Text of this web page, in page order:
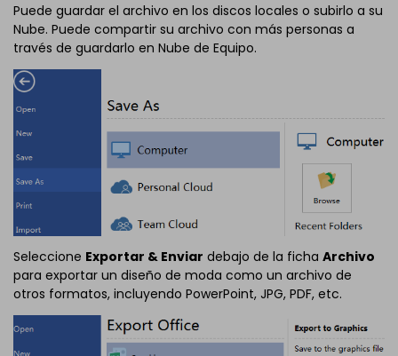
Puede guardar el archivo en los discos locales o subirlo a su
Nube. Puede compartir su archivo con más personas a
través de guardarlo en Nube de Equipo.
Seleccione Exportar & Enviar debajo de la ficha Archivo
para exportar un diseño de moda como un archivo de
otros formatos, incluyendo PowerPoint, JPG, PDF, etc.